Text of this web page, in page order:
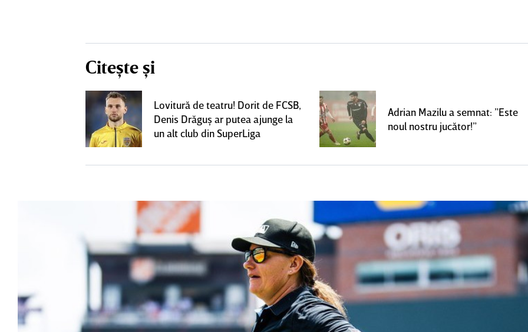
Citește și
Lovitură de teatru! Dorit de FCSB,
Denis Drăguş ar putea ajunge la
un alt club din SuperLiga
Adrian Mazilu a semnat: ”Este
noul nostru jucător!”